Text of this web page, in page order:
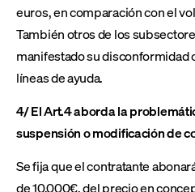
euros, en comparación con el
También otros de los
manifestado su disconformidad
líneas de ayuda.
4/ El Art.4 aborda la
suspensión o modificación de
Se fija que el contratante
de 10.000€, del precio en